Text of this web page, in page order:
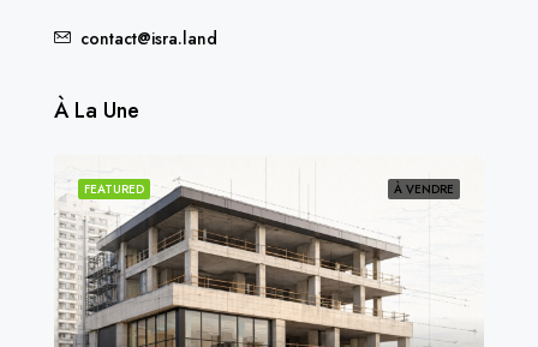
contact@isra.land
À La Une
À VENDRE
FEATURED